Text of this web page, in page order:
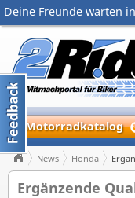
Deine Freunde warten
Motorradkatalog
News Honda
Ergänzende